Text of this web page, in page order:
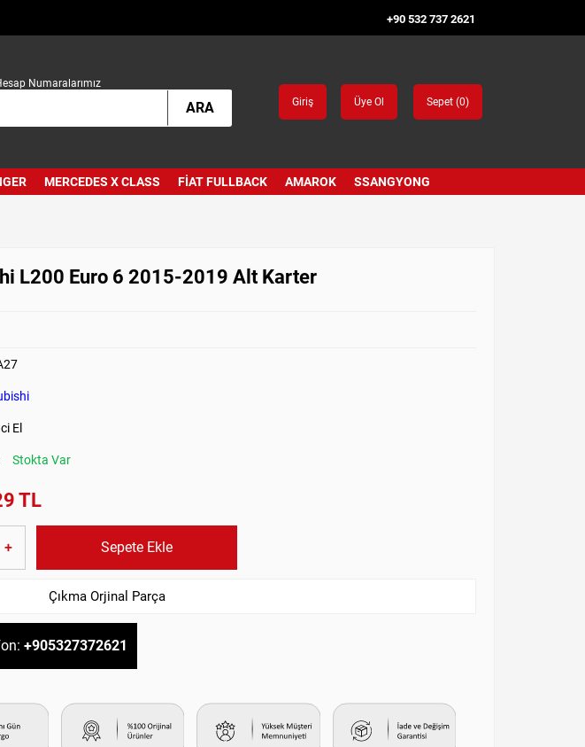
+90 532 737 2621
Numaralarımız
ARA Giriş Üye Ol Sepet (0)
MERCEDES X CLASS FIAT FULLBACK AMAROK SSANGYONG
L200 Euro 6 2015-2019 Alt Karter
El
Stokta Var
TL
+ Sepete Ekle
Çıkma Orjinal Parça
+905327372621